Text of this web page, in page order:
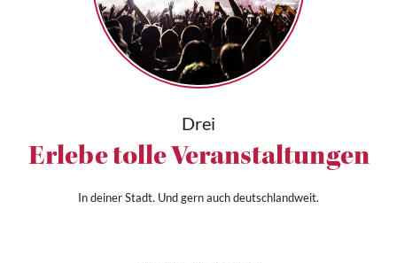
Drei
Erlebe tolle Veranstaltungen
In deiner Stadt. Und gern auch deutschlandweit.